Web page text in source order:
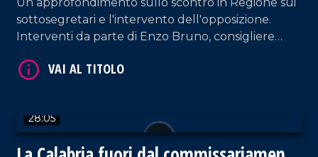
sottosegretari e l'intervento dell'opposizione.
Interventi da parte di Enzo Bruno, consigliere
Polimeni di Forza Italia in rappresentanza della
28:05
VAI AL TITOLO